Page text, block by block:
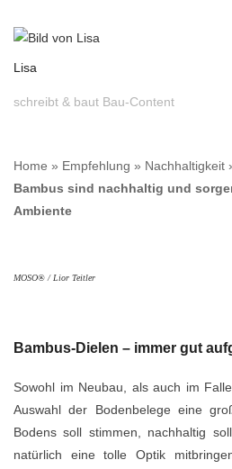
Lisa
schreibt & baut Bau-Content
Home » Empfehlung » Nachhaltigkeit
Bambus sind nachhaltig und
Ambiente
MOSO® / Lior Teitler
Bambus-Dielen – immer gut
Sowohl im Neubau, als auch im
Auswahl der Bodenbelege eine
Bodens soll stimmen, nachhaltig
natürlich eine tolle Optik